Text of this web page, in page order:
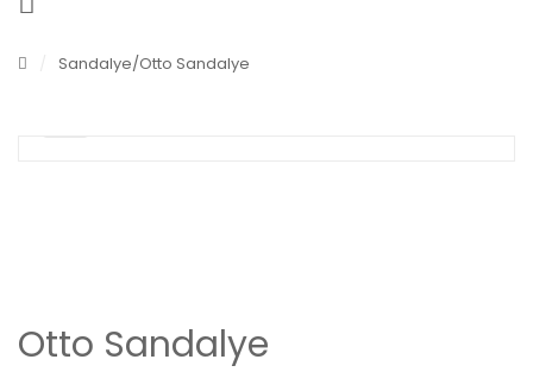
Sandalye/Otto Sandalye
Otto Sandalye